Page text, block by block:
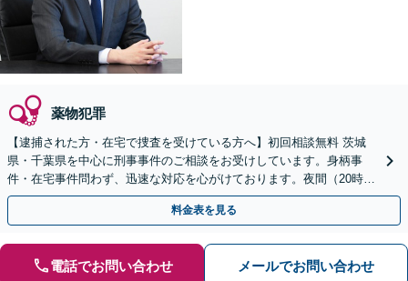
薬物犯罪
【逮捕された方・在宅で捜査を受けている方へ】初回相談無料 茨城
県・千葉県を中心に刑事事件のご相談をお受けしています。身柄事
件・在宅事件問わず、迅速な対応を心がけております。夜間（20時ま
で）休日のご相談にも対応しています。
料金表を見る
電話でお問い合わせ メールでお問い合わせ